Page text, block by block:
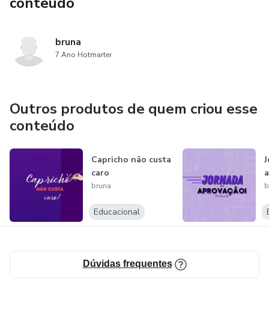
bruna
7 Ano Hotmarter
Outros produtos de quem criou esse
conteúdo
Capricho não custa
caro
bruna
Educacional
Dúvidas frequentes